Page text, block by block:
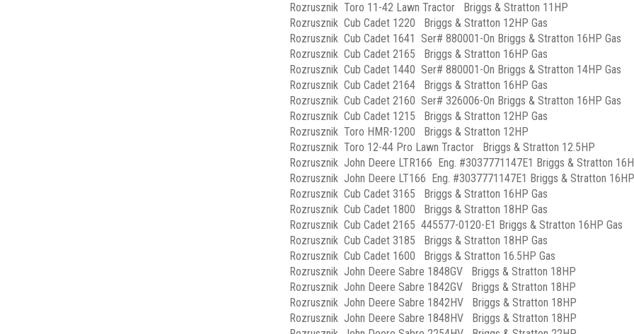
Rozrusznik Toro 11-42 Lawn Tractor Briggs & Stratton 11HP
Rozrusznik Cub Cadet 1220 Briggs & Stratton 12HP Gas
Rozrusznik Cub Cadet 1641 Ser# 880001-On Briggs & Stratton 16HP Gas
Rozrusznik Cub Cadet 2165 Briggs & Stratton 16HP Gas
Rozrusznik Cub Cadet 1440 Ser# 880001-On Briggs & Stratton 14HP Gas
Rozrusznik Cub Cadet 2164 Briggs & Stratton 16HP Gas
Rozrusznik Cub Cadet 2160 Ser# 326006-On Briggs & Stratton 16HP Gas
Rozrusznik Cub Cadet 1215 Briggs & Stratton 12HP Gas
Rozrusznik Toro HMR-1200 Briggs & Stratton 12HP
Rozrusznik Toro 12-44 Pro Lawn Tractor Briggs & Stratton 12.5HP
Rozrusznik John Deere LTR166 Eng. #3037771147E1 Briggs & Stratton
Rozrusznik John Deere LT166 Eng. #3037771147E1 Briggs & Stratton 16HP
Rozrusznik Cub Cadet 3165 Briggs & Stratton 16HP Gas
Rozrusznik Cub Cadet 1800 Briggs & Stratton 18HP Gas
Rozrusznik Cub Cadet 2165 445577-0120-E1 Briggs & Stratton 16HP Gas
Rozrusznik Cub Cadet 3185 Briggs & Stratton 18HP Gas
Rozrusznik Cub Cadet 1600 Briggs & Stratton 16.5HP Gas
Rozrusznik John Deere Sabre 1848GV Briggs & Stratton 18HP
Rozrusznik John Deere Sabre 1842GV Briggs & Stratton 18HP
Rozrusznik John Deere Sabre 1842HV Briggs & Stratton 18HP
Rozrusznik John Deere Sabre 1848HV Briggs & Stratton 18HP